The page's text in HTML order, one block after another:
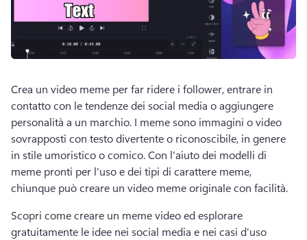
Crea un video meme per far ridere i follower, entrare in
contatto con le tendenze dei social media o aggiungere
personalità a un marchio. I meme sono immagini o video
sovrapposti con testo divertente o riconoscibile, in genere
in stile umoristico o comico. Con l'aiuto dei modelli di
meme pronti per l'uso e dei tipi di carattere meme,
chiunque può creare un video meme originale con facilità.
Scopri come creare un meme video ed esplorare
gratuitamente le idee nei social media e nei casi d'uso